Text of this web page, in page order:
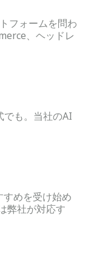
フォームを問わ
、ヘッドレ
でも。当社のAI
めを受け始め
弊社が対応す